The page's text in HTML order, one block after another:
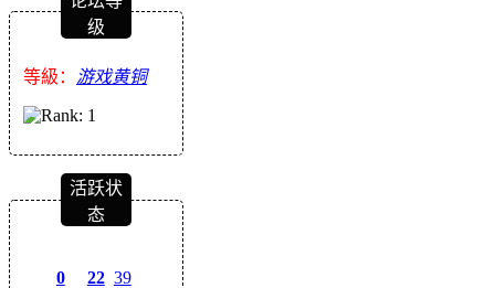
级
等級： 游戏黄铜
活跃状
态
0 22 39